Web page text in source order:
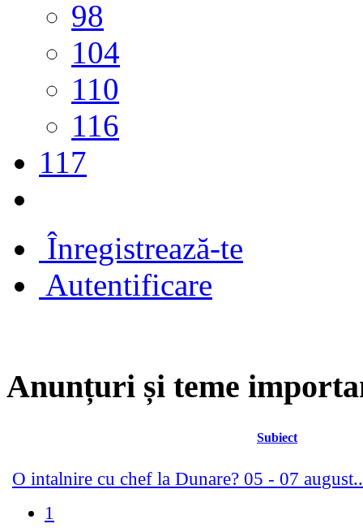
98
104
110
116
117
Înregistrează-te
Autentificare
Anunțuri și teme
Subiect
O intalnire cu chef la Dunare? 05 - 07
1